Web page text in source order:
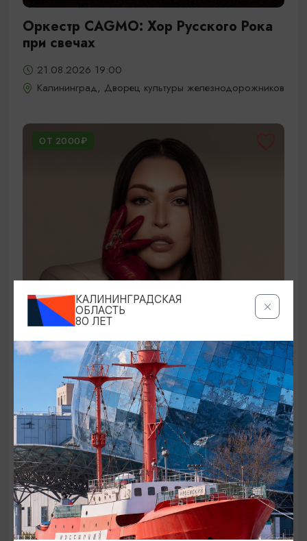
Оркестр CAGMO: Хор Русского Рока
при свечах
21.08.2026 19:00
Калининград, Дворец культуры железнодорожников
ОТ 2000₽
КОНЦЕРТЫ
Ирина Дубцова
21.08.2026 19:00
Светлогорск, Театр эстрады «Янтарь-холл»
ОТ 60₽
КАЛИНИНГРАДСКАЯ
ОБЛАСТЬ
80 ЛЕТ